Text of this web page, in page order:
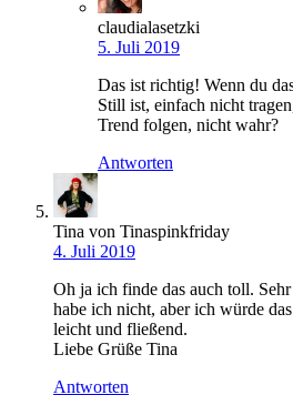
claudialasetzki
5. Juli 2019
Das ist richtig! Wenn du
Still ist, einfach nicht
Trend folgen, nicht wahr?
Antworten
Tina von Tinaspinkfriday
4. Juli 2019
Oh ja ich finde das auch toll.
habe ich nicht, aber ich würde
leicht und fließend.
Liebe Grüße Tina
Antworten